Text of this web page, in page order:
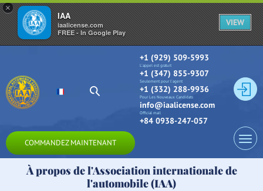
×
IAA
iaalicense.com
FREE - In Google Play
VIEW
+1 (929) 509-5993
L'appel est gratuit
+1 (347) 855-9307
Seulement pour l'agent
+1 (332) 288-9936
Pour Les Nouveaux Candidats
info@iaalicense.com
Official mail
+84 0938-247-057
COMMANDEZ MAINTENANT
À propos de l'Association internationale de
l'automobile (IAA)